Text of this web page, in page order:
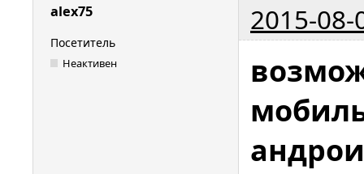
alex75 2015-08-
Посетитель
Неактивен